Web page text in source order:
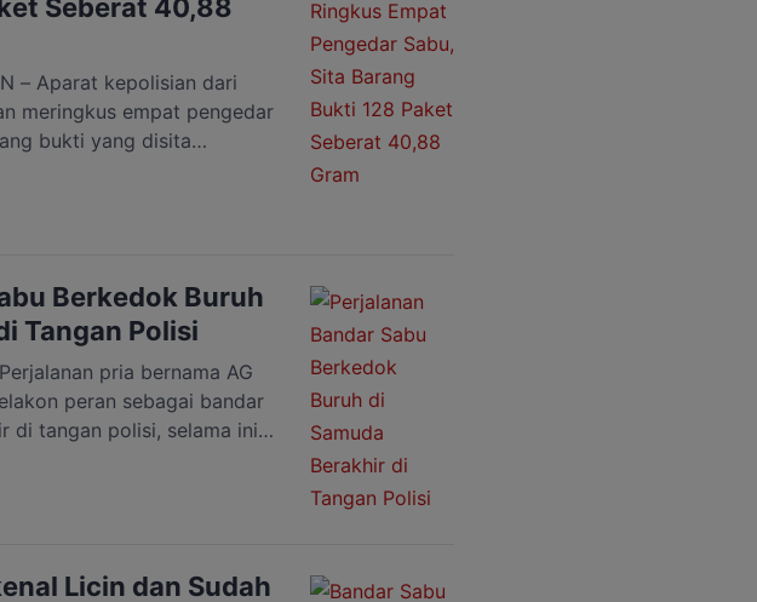
Seberat 40,88
– Aparat kepolisian dari
meringkus empat pengedar
bukti yang disita
berat 40,88 gram. Hal
Katingan AKBP I Gede Putu
Halaman Polres Katingan,
Berkedok Buruh
Tangan Polisi
pria bernama AG
peran sebagai bandar
di tangan polisi, selama ini
gagal memasukannya ke
tidak ditemukan barang
Licin dan Sudah